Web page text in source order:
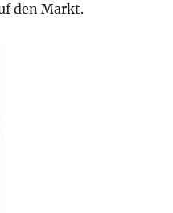
den Markt.